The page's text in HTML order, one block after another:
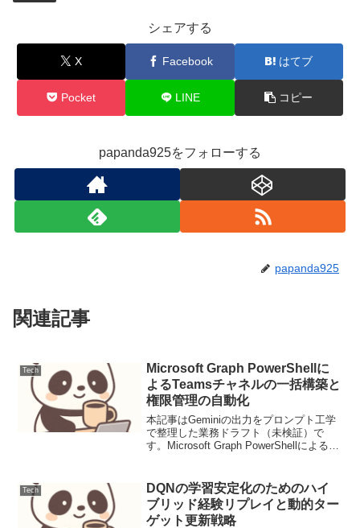
シェアする
X Facebook はてブ
Pocket LINE コピー
papanda925をフォローする
papanda925
関連記事
Tech
Microsoft Graph PowerShellに
よるTeamsチャネルの一括構築と
権限管理の自動化
本記事はGeminiの出力をプロンプト工学
で整理した業務ドラフト（未検証）で
す。Microsoft Graph PowerShellによる
や大規模プロジェクト始動時...
Tech
DQNの学習安定化のためのハイ
ブリッド経験リプレイと動的ター
ゲット更新戦略